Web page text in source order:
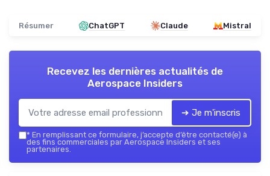
Résumer ChatGPT Claude Mistral
Recevez les dernières actualités de
Aerospace Insiders
➔ Je m'inscris
* En remplissant ce formulaire, j’accepte d’être contacté(e) à
des fins commerciales par Aerospace Insiders et ses
partenaires.